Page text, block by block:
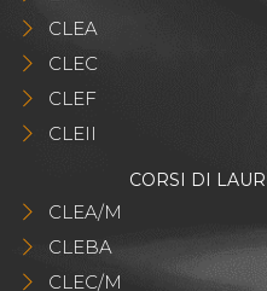
CLEA
CLEC
CLEF
CLEII
CORSI DI
CLEA/M
CLEBA
CLEC/M